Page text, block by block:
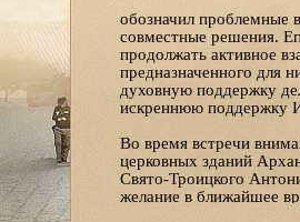
обозначил проблемные
совместные решения.
продолжать активное
предназначенного для
духовную поддержку
искреннюю поддержку
Во время встречи
церковных зданий
Свято-Троицкого
желание в ближайшее